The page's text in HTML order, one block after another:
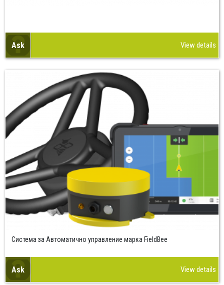
Ask View details
Система за Автоматично управление марка FieldBee
Ask View details